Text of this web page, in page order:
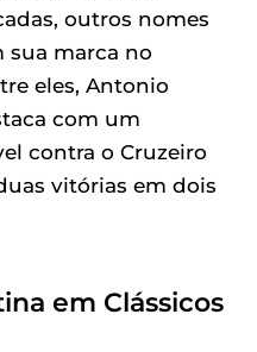
outros nomes
sua marca no
eles, Antonio
com um
contra o Cruzeiro
vitórias em dois
em Clássicos